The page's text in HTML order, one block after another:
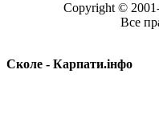
Copyright ©
Все
Сколе - Карпати.інфо